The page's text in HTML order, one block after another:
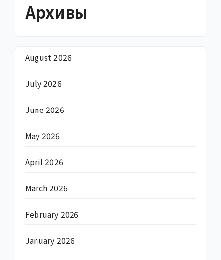
Архивы
August 2026
July 2026
June 2026
May 2026
April 2026
March 2026
February 2026
January 2026